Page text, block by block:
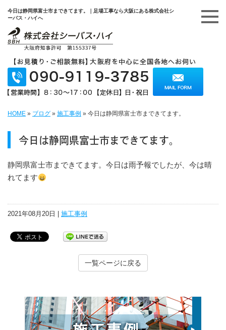
今日は静岡県富士市まできてます。｜足場工事なら大阪にある株式会社シ
ーバス・ハイへ
HOME » ブログ » 施工事例 » 今日は静岡県富士市まできてます。
今日は静岡県富士市まできてます。
静岡県富士市まできてます。今日は雨予報でしたが、今は晴
れてます
2021年08月20日 | 施工事例
一覧ページに戻る